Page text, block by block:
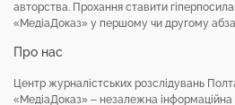
Про нас
Центр журналістських розслідувань
«МедіаДоказ» – незалежна інформаційна
авторства. Прохання ставити
«МедіаДоказ» у першому чи другому